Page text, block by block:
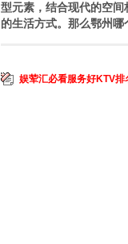
型元素，结合现代的空
的生活方式。那么鄂州
娱荤汇必看服务好KTV